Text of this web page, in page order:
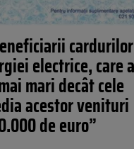
cardurilor
electrice, care
mari decât cele
acestor venituri
de euro”